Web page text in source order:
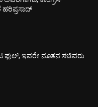
ಹರಿಪ್ರಸಾದ್
ಫುಲ್, ಇವರೇ ನೂತನ ಸಚಿವರು